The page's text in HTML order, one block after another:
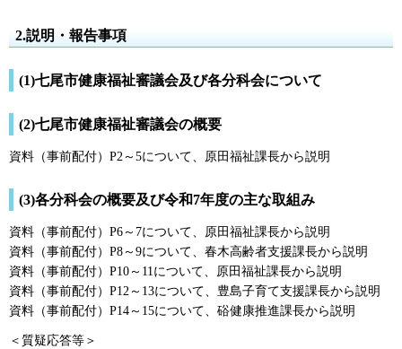
2.説明・報告事項
(1)七尾市健康福祉審議会及び各分科会について
(2)七尾市健康福祉審議会の概要
資料（事前配付）P2～5について、原田福祉課長から説明
(3)各分科会の概要及び令和7年度の主な取組み
資料（事前配付）P6～7について、原田福祉課長から説明
資料（事前配付）P8～9について、春木高齢者支援課長から説明
資料（事前配付）P10～11について、原田福祉課長から説明
資料（事前配付）P12～13について、豊島子育て支援課長から説明
資料（事前配付）P14～15について、硲健康推進課長から説明
＜質疑応答等＞